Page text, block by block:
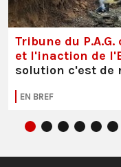
Tribune du
et l'inaction de
solution c'est de
EN BREF